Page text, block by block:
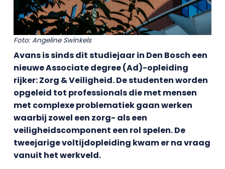
Foto: Angeline Swinkels
Avans is sinds dit studiejaar in Den Bosch een
nieuwe Associate degree (Ad)-opleiding
rijker: Zorg & Veiligheid. De studenten worden
opgeleid tot professionals die met mensen
met complexe problematiek gaan werken
waarbij zowel een zorg- als een
veiligheidscomponent een rol spelen. De
tweejarige voltijdopleiding kwam er na vraag
vanuit het werkveld.